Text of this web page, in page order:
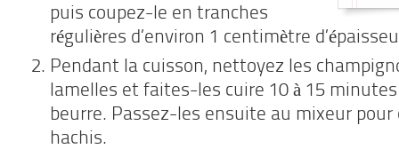
puis coupez-le en tranches
régulières d’environ 1 centimètre
Pendant la cuisson, nettoyez les
lamelles et faites-les cuire 10 à 15
beurre. Passez-les ensuite au mixeur
hachis.